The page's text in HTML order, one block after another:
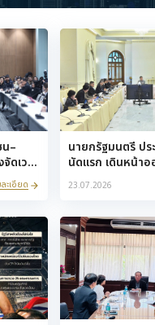
–
ดเวที
ยร์ปม:
ดับ
รฐาน
ละเอียด
นายกรัฐมนตรี ปร
นัดแรก เดินหน้า
ป้องกันทุจริตสอบเ
วางกลไกจัดการ
อนุญาตและบริกา
ความเชื่อมั่นไทย
หมาย OECD
23.07.2026